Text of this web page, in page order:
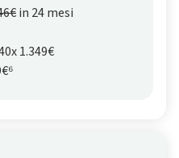
in 24 mesi
1.349€